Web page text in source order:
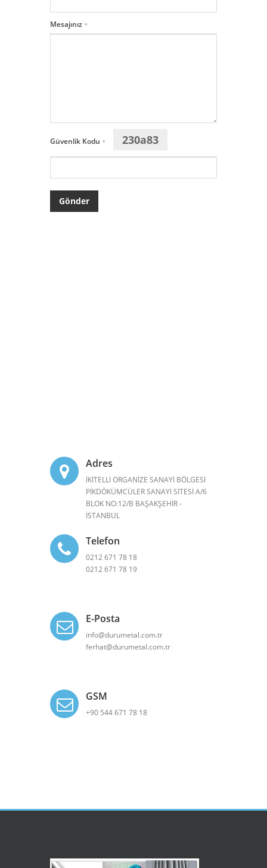
Mesajınız *
Güvenlik Kodu * 230a83
Gönder
Adres
İKİTELLİ ORGANİZE SANAYİ BÖLGESİ
PİKDÖKÜMCÜLER SANAYİ SİTESİ A/6
BLOK NO:12/B BAŞAKŞEHİR -
İSTANBUL
Telefon
0212 671 78 18
0212 671 78 19
E-Posta
info@durumetal.com.tr
ferhat@durumetal.com.tr
GSM
+90 544 671 78 18